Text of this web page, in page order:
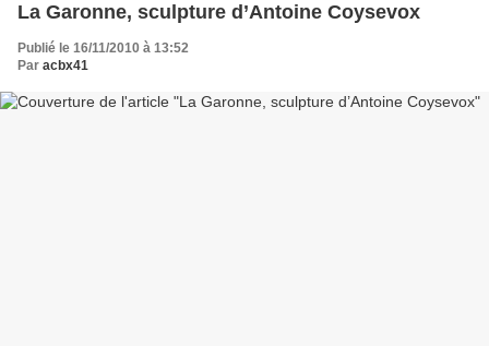
La Garonne, sculpture d’Antoine Coysevox
Publié le 16/11/2010 à 13:52
Par acbx41